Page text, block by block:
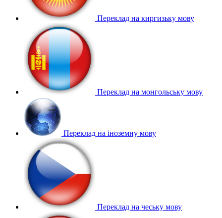
Переклад на киргизьку мову
Переклад на монгольську мову
Переклад на іноземну мову
Переклад на чеську мову